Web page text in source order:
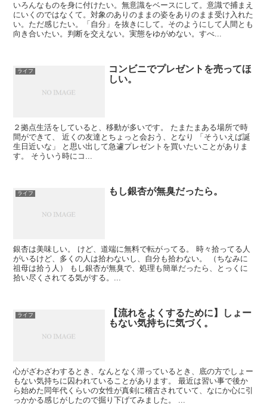
いろんなものを身に付けたい。無意識をベースにして。意識で捕まえ
にいくのではなくて。対象のありのままの姿をありのまま受け入れた
い。ただ感じたい。「自分」を抜きにして。そのようにして人間とも
向き合いたい。判断を交えない。実態をゆがめない。すべ...
ライフ
コンビニでプレゼントを売ってほ
しい。
２拠点生活をしていると、移動が多いです。 たまたまある場所で時
間ができて、 近くの友達とちょっと会おう、となり 「そういえば誕
生日近いな」 と思い出して急遽プレゼントを買いたいことがありま
す。 そういう時にコ...
ライフ もし銀杏が無臭だったら。
銀杏は美味しい。 けど、道端に無料で転がってる。 時々拾ってる人
がいるけど、多くの人は拾わないし、自分も拾わない。 （ちなみに
祖母は拾う人） もし銀杏が無臭で、処理も簡単だったら、とっくに
拾い尽くされてる気がする。...
ライフ
【流れをよくするために】しょー
もない気持ちに気づく。
心がざわざわするとき、なんとなく滞っているとき、底の方でしょー
もない気持ちに囚われていることがあります。 最近は習い事で後か
ら始めた同年代くらいの女性が真剣に稽古されていて、なにか心に引
っかかる感じがしたので掘り下げてみました。 ...